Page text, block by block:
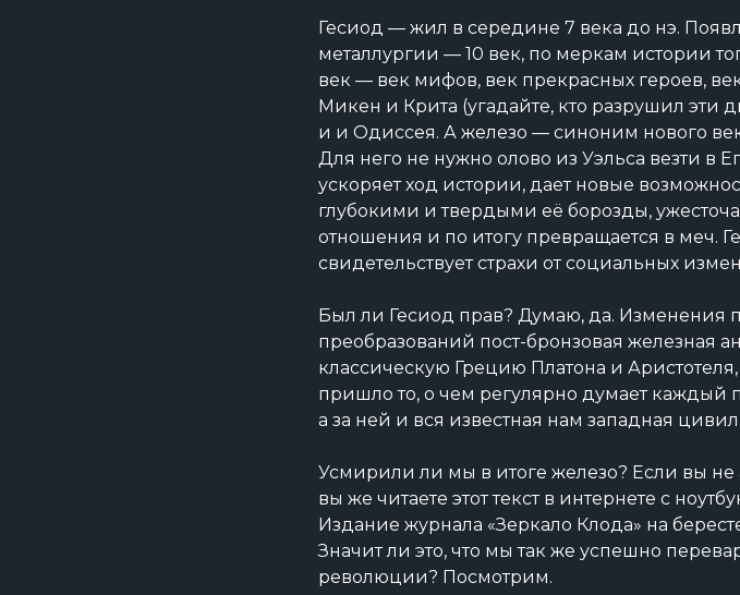
Гесиод — жил в середине 7 века до нэ.
металлургии — 10 век, по меркам истории
век — век мифов, век прекрасных героев,
Микен и Крита (угадайте, кто разрушил эти
и и Одиссея. А железо — синоним нового
Для него не нужно олово из Уэльса везти
ускоряет ход истории, дает новые
глубокими и твердыми её борозды,
отношения и по итогу превращается в меч.
свидетельствует страхи от социальных
Был ли Гесиод прав? Думаю, да. Изменения
преобразований пост-бронзовая железная
классическую Грецию Платона и
пришло то, о чем регулярно думает
а за ней и вся известная нам западная
Усмирили ли мы в итоге железо? Если вы не
вы же читаете этот текст в интернете с
Издание журнала «Зеркало Клода» на
Значит ли это, что мы так же успешно
революции? Посмотрим.